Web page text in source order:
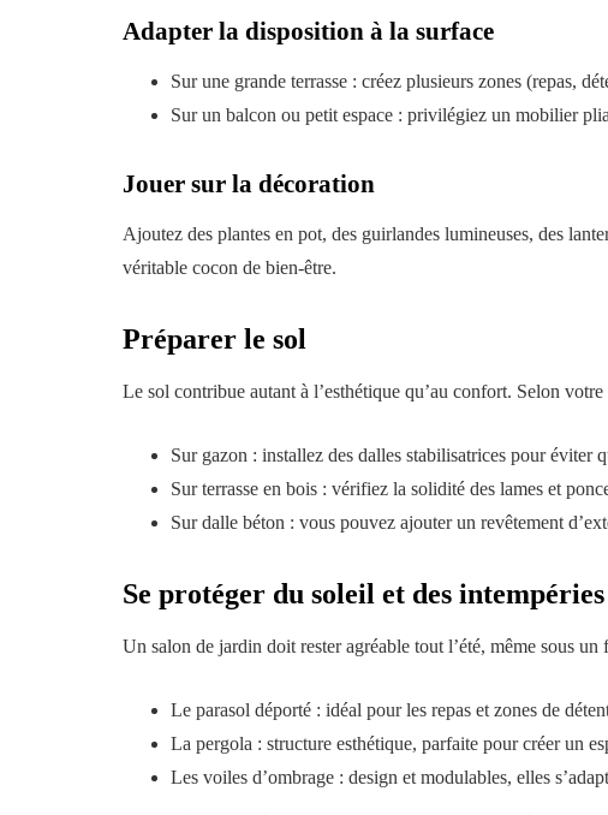
Adapter la disposition à la surface
Sur une grande terrasse : créez plusieurs zones (repas,
Sur un balcon ou petit espace : privilégiez un mobilier
Jouer sur la décoration
Ajoutez des plantes en pot, des guirlandes lumineuses, des
véritable cocon de bien-être.
Préparer le sol
Le sol contribue autant à l’esthétique qu’au confort. Selon
Sur gazon : installez des dalles stabilisatrices pour éviter
Sur terrasse en bois : vérifiez la solidité des lames et
Sur dalle béton : vous pouvez ajouter un revêtement
Se protéger du soleil et des intempéries
Un salon de jardin doit rester agréable tout l’été, même sous
Le parasol déporté : idéal pour les repas et zones de
La pergola : structure esthétique, parfaite pour créer un
Les voiles d’ombrage : design et modulables, elles